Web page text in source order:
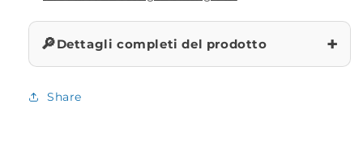
🔎Dettagli completi del prodotto +
Share